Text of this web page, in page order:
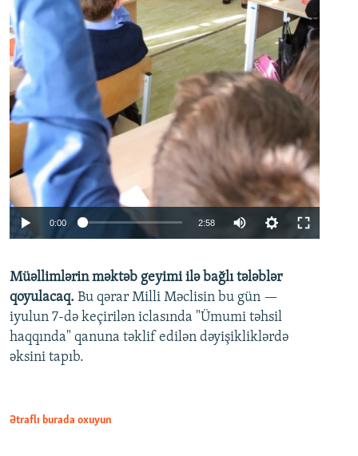
0:00 2:58
360p
480p
720p
Müəllimlərin məktəb geyimi ilə bağlı tələblər
qoyulacaq. Bu qərar Milli Məclisin bu gün —
iyulun 7-də keçirilən iclasında "Ümumi təhsil
haqqında" qanuna təklif edilən dəyişikliklərdə
əksini tapıb.
Ətraflı burada oxuyun